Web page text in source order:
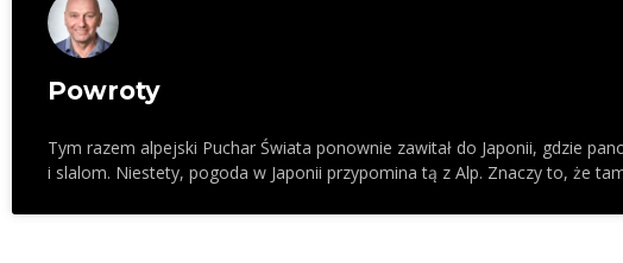
Powroty
Tym razem alpejski Puchar Świata ponownie zawitał do Japonii, gdzie
i slalom. Niestety, pogoda w Japonii przypomina tą z Alp. Znaczy to, że